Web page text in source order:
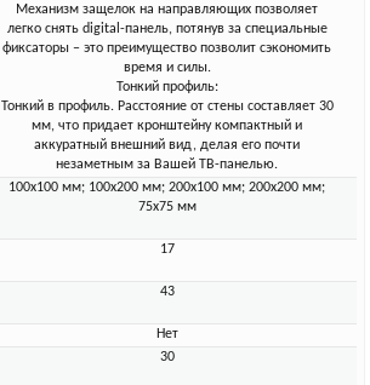
Механизм защелок на направляющих позволяет
легко снять digital-панель, потянув за специальные
фиксаторы – это преимущество позволит сэкономить
время и силы.
Тонкий профиль:
Тонкий в профиль. Расстояние от стены составляет 30
мм, что придает кронштейну компактный и
аккуратный внешний вид, делая его почти
незаметным за Вашей ТВ-панелью.
100x100 мм; 100x200 мм; 200x100 мм; 200x200 мм;
75x75 мм
17
43
Нет
30